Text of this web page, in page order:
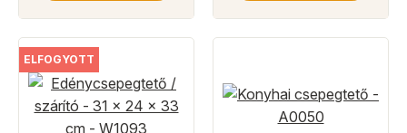
ELFOGYOTT